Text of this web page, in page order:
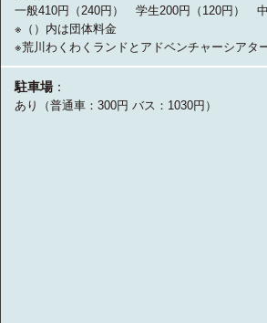
一般410円（240円） 学生200円（120円）
※（）内は団体料金
※荒川わくわくランドとアドベンチャーシアタ
駐車場：
あり（普通車：300円 バス：1030円）